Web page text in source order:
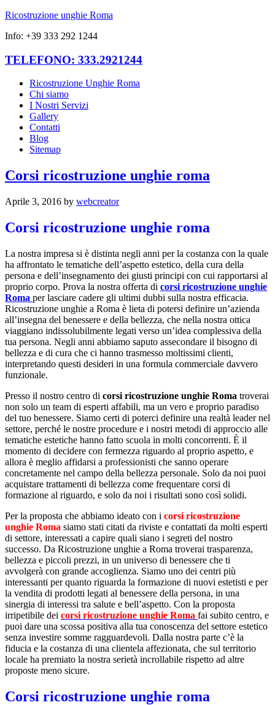
Ricostruzione unghie Roma
Info: +39 333 292 1244
TELEFONO: 333.2921244
Ricostruzione Unghie Roma
Chi siamo
I Nostri Servizi
Gallery
Contatti
Blog
Sitemap
Corsi ricostruzione unghie roma
Aprile 3, 2016 by webcreator
Corsi ricostruzione unghie roma
La nostra impresa si è distinta negli anni per la costanza con la quale
ha affrontato le tematiche dell’aspetto estetico, della cura della
persona e dell’insegnamento dei giusti principi con cui rapportarsi al
proprio corpo. Prova la nostra offerta di corsi ricostruzione unghie
Roma per lasciare cadere gli ultimi dubbi sulla nostra efficacia.
Ricostruzione unghie a Roma è lieta di potersi definire un’azienda
all’insegna del benessere e della bellezza, che nella nostra ottica
viaggiano indissolubilmente legati verso un’idea complessiva della
tua persona. Negli anni abbiamo saputo assecondare il bisogno di
bellezza e di cura che ci hanno trasmesso moltissimi clienti,
interpretando questi desideri in una formula commerciale davvero
funzionale.
Presso il nostro centro di corsi ricostruzione unghie Roma troverai
non solo un team di esperti affabili, ma un vero e proprio paradiso
del tuo benessere. Siamo certi di poterci definire una realtà leader nel
settore, perché le nostre procedure e i nostri metodi di approccio alle
tematiche estetiche hanno fatto scuola in molti concorrenti. È il
momento di decidere con fermezza riguardo al proprio aspetto, e
allora è meglio affidarsi a professionisti che sanno operare
concretamente nel campo della bellezza personale. Solo da noi puoi
acquistare trattamenti di bellezza come frequentare corsi di
formazione al riguardo, e solo da noi i risultati sono così solidi.
Per la proposta che abbiamo ideato con i corsi ricostruzione
unghie Roma siamo stati citati da riviste e contattati da molti esperti
di settore, interessati a capire quali siano i segreti del nostro
successo. Da Ricostruzione unghie a Roma troverai trasparenza,
bellezza e piccoli prezzi, in un universo di benessere che ti
avvolgerà con grande accoglienza. Siamo uno dei centri più
interessanti per quanto riguarda la formazione di nuovi estetisti e per
la vendita di prodotti legati al benessere della persona, in una
sinergia di interessi tra salute e bell’aspetto. Con la proposta
irripetibile dei corsi ricostruzione unghie Roma fai subito centro, e
puoi dare una scossa positiva alla tua conoscenza del settore estetico
senza investire somme ragguardevoli. Dalla nostra parte c’è la
fiducia e la costanza di una clientela affezionata, che sul territorio
locale ha premiato la nostra serietà incrollabile rispetto ad altre
proposte meno sicure.
Corsi ricostruzione unghie roma